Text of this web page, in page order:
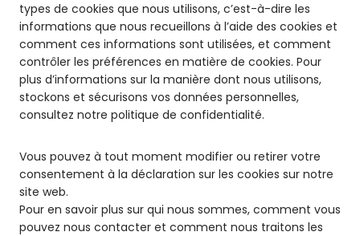
types de cookies que nous utilisons, c’est-à-dire les
informations que nous recueillons à l’aide des cookies et
comment ces informations sont utilisées, et comment
contrôler les préférences en matière de cookies. Pour
plus d’informations sur la manière dont nous utilisons,
stockons et sécurisons vos données personnelles,
consultez notre politique de confidentialité.
Vous pouvez à tout moment modifier ou retirer votre
consentement à la déclaration sur les cookies sur notre
site web.
Pour en savoir plus sur qui nous sommes, comment vous
pouvez nous contacter et comment nous traitons les